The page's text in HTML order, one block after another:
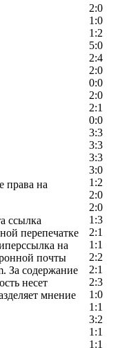
2:0
1:0
1:2
5:0
2:4
2:0
0:0
2:0
2:1
0:0
3:3
3:3
3:3
3:0
1:2
2:0
2:0
1:3
2:1
1:1
2:2
2:1
2:3
1:0
1:1
3:2
1:1
1:1
права на
ссылка
перепечатке
на
почты
За содержание
несет
мнение